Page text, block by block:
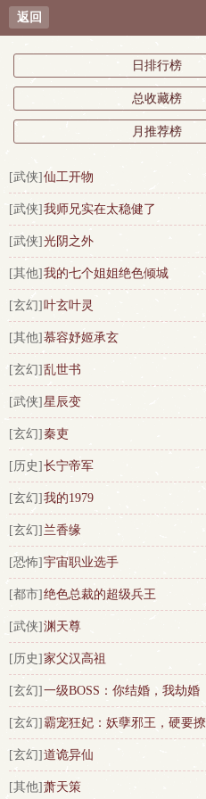
返回
日排行榜
总收藏榜
月推荐榜
[武侠] 仙工开物
[武侠] 我师兄实在太稳健了
[武侠] 光阴之外
[其他] 我的七个姐姐绝色倾城
[玄幻] 叶玄叶灵
[其他] 慕容妤姬承玄
[玄幻] 乱世书
[武侠] 星辰变
[玄幻] 秦吏
[历史] 长宁帝军
[玄幻] 我的1979
[玄幻] 兰香缘
[恐怖] 宇宙职业选手
[都市] 绝色总裁的超级兵王
[武侠] 渊天尊
[历史] 家父汉高祖
[玄幻] 一级BOSS：你结婚，我劫婚
[玄幻] 霸宠狂妃：妖孽邪王，硬要撩
[玄幻] 道诡异仙
[其他] 萧天策